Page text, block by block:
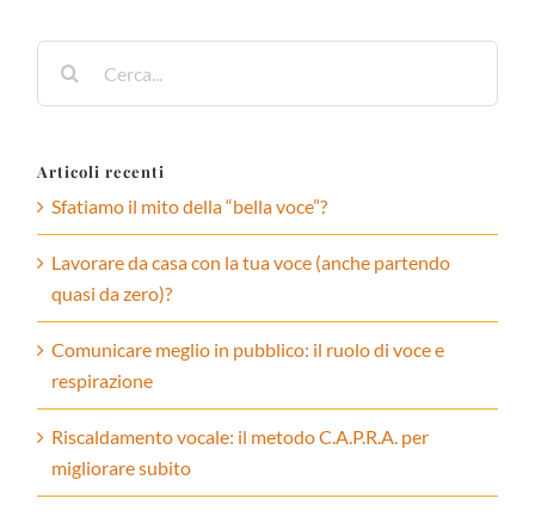
per:
Articoli recenti
Sfatiamo il mito della “bella voce”?
Lavorare da casa con la tua voce (anche partendo
quasi da zero)?
Comunicare meglio in pubblico: il ruolo di voce e
respirazione
Riscaldamento vocale: il metodo C.A.P.R.A. per
migliorare subito